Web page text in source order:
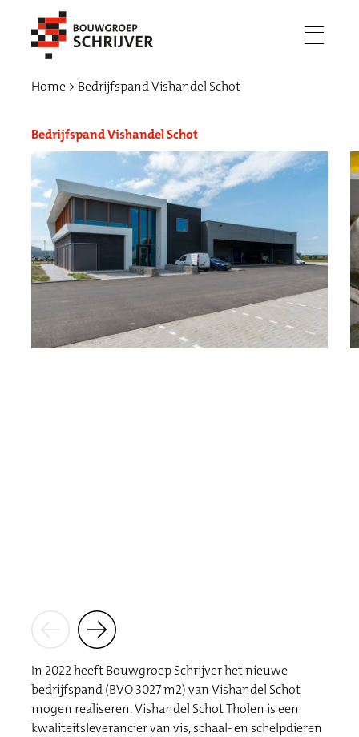
menu
Home Bedrijfspand Vishandel Schot
Bedrijfspand Vishandel Schot
In 2022 heeft Bouwgroep Schrijver het nieuwe
bedrijfspand (BVO 3027 m2) van Vishandel Schot
mogen realiseren. Vishandel Schot Tholen is een
kwaliteitsleverancier van vis, schaal- en schelpdieren